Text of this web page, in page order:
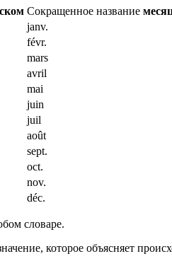
Сокращенное название
janv.
févr.
mars
avril
mai
juin
juil
août
sept.
oct.
nov.
déc.
словаре.
которое объясняет